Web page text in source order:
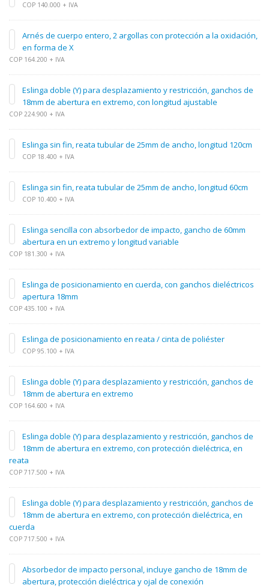
COP 140.000 + IVA
Arnés de cuerpo entero, 2 argollas con protección a la oxidación,
en forma de X
COP 164.200 + IVA
Eslinga doble (Y) para desplazamiento y restricción, ganchos de
18mm de abertura en extremo, con longitud ajustable
COP 224.900 + IVA
Eslinga sin fin, reata tubular de 25mm de ancho, longitud 120cm
COP 18.400 + IVA
Eslinga sin fin, reata tubular de 25mm de ancho, longitud 60cm
COP 10.400 + IVA
Eslinga sencilla con absorbedor de impacto, gancho de 60mm
abertura en un extremo y longitud variable
COP 181.300 + IVA
Eslinga de posicionamiento en cuerda, con ganchos dieléctricos
apertura 18mm
COP 435.100 + IVA
Eslinga de posicionamiento en reata / cinta de poliéster
COP 95.100 + IVA
Eslinga doble (Y) para desplazamiento y restricción, ganchos de
18mm de abertura en extremo
COP 164.600 + IVA
Eslinga doble (Y) para desplazamiento y restricción, ganchos de
18mm de abertura en extremo, con protección dieléctrica, en
reata
COP 717.500 + IVA
Eslinga doble (Y) para desplazamiento y restricción, ganchos de
18mm de abertura en extremo, con protección dieléctrica, en
cuerda
COP 717.500 + IVA
Absorbedor de impacto personal, incluye gancho de 18mm de
abertura, protección dieléctrica y ojal de conexión